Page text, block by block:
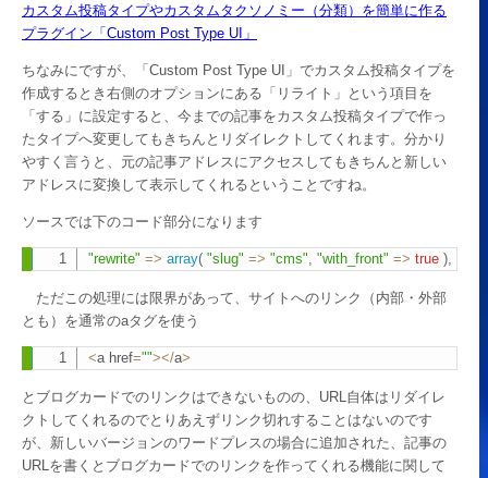
カスタム投稿タイプやカスタムタクソノミー（分類）を簡単に作る
プラグイン「Custom Post Type UI」
ちなみにですが、「Custom Post Type UI」でカスタム投稿タイプを
作成するとき右側のオプションにある「リライト」という項目を
「する」に設定すると、今までの記事をカスタム投稿タイプで作っ
たタイプへ変更してもきちんとリダイレクトしてくれます。分かり
やすく言うと、元の記事アドレスにアクセスしてもきちんと新しい
アドレスに変換して表示してくれるということですね。
ソースでは下のコード部分になります
"rewrite" => array( "slug" => "cms", "with_front" => true ),
Copy
ただこの処理には限界があって、サイトへのリンク（内部・外部
とも）を通常のaタグを使う
<a href=""></a>
とブログカードでのリンクはできないものの、URL自体はリダイレ
クトしてくれるのでとりあえずリンク切れすることはないのです
が、新しいバージョンのワードプレスの場合に追加された、記事の
URLを書くとブログカードでのリンクを作ってくれる機能に関して